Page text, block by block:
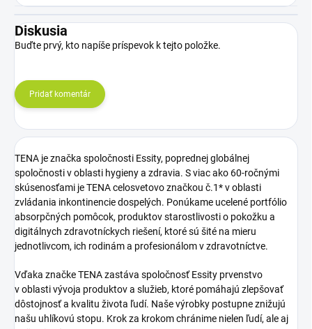
Diskusia
Buďte prvý, kto napíše príspevok k tejto položke.
Pridať komentár
TENA je značka spoločnosti Essity, poprednej globálnej
spoločnosti v oblasti hygieny a zdravia. S viac ako 60-ročnými
skúsenosťami je TENA celosvetovo značkou č.1* v oblasti
zvládania inkontinencie dospelých. Ponúkame ucelené portfólio
absorpčných pomôcok, produktov starostlivosti o pokožku a
digitálnych zdravotníckych riešení, ktoré sú šité na mieru
jednotlivcom, ich rodinám a profesionálom v zdravotníctve.
Vďaka značke TENA zastáva spoločnosť Essity prvenstvo
v oblasti vývoja produktov a služieb, ktoré pomáhajú zlepšovať
dôstojnosť a kvalitu života ľudí. Naše výrobky postupne znižujú
našu uhlíkovú stopu. Krok za krokom chránime nielen ľudí, ale aj